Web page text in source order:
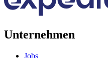
Unternehmen
Jobs